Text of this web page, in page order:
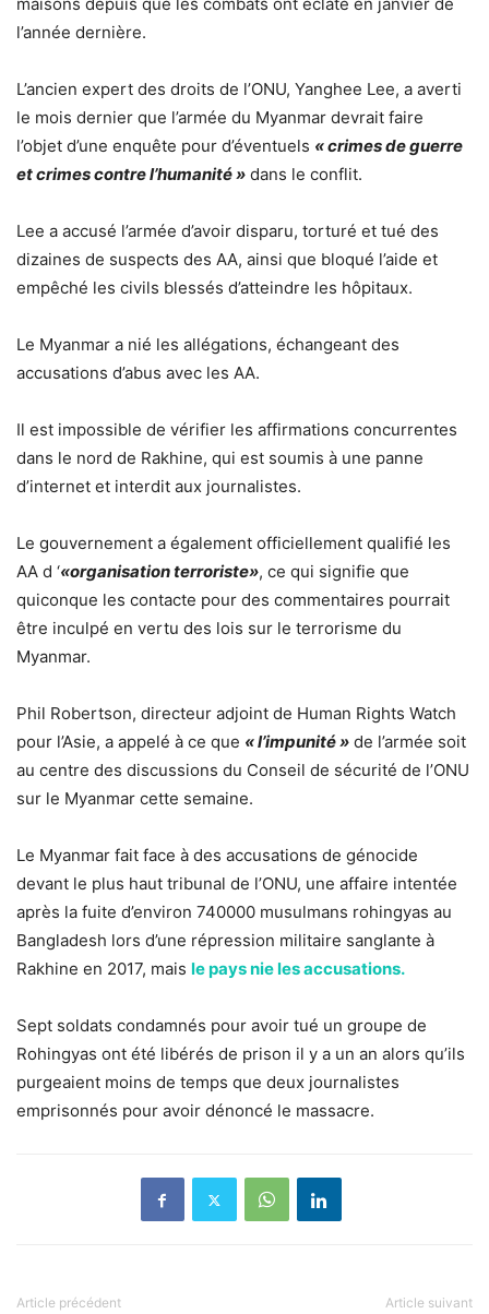
l’année dernière.
L’ancien expert des droits de l’ONU, Yanghee Lee, a averti
le mois dernier que l’armée du Myanmar devrait faire
l’objet d’une enquête pour d’éventuels « crimes de guerre
et crimes contre l’humanité » dans le conflit.
Lee a accusé l’armée d’avoir disparu, torturé et tué des
dizaines de suspects des AA, ainsi que bloqué l’aide et
empêché les civils blessés d’atteindre les hôpitaux.
Le Myanmar a nié les allégations, échangeant des
accusations d’abus avec les AA.
Il est impossible de vérifier les affirmations concurrentes
dans le nord de Rakhine, qui est soumis à une panne
d’internet et interdit aux journalistes.
Le gouvernement a également officiellement qualifié les
AA d ‘«organisation terroriste», ce qui signifie que
quiconque les contacte pour des commentaires pourrait
être inculpé en vertu des lois sur le terrorisme du
Myanmar.
Phil Robertson, directeur adjoint de Human Rights Watch
pour l’Asie, a appelé à ce que « l’impunité » de l’armée soit
au centre des discussions du Conseil de sécurité de l’ONU
sur le Myanmar cette semaine.
Le Myanmar fait face à des accusations de génocide
devant le plus haut tribunal de l’ONU, une affaire intentée
après la fuite d’environ 740000 musulmans rohingyas au
Bangladesh lors d’une répression militaire sanglante à
Rakhine en 2017, mais le pays nie les accusations.
Sept soldats condamnés pour avoir tué un groupe de
Rohingyas ont été libérés de prison il y a un an alors qu’ils
purgeaient moins de temps que deux journalistes
emprisonnés pour avoir dénoncé le massacre.
Article précédent Article suivant